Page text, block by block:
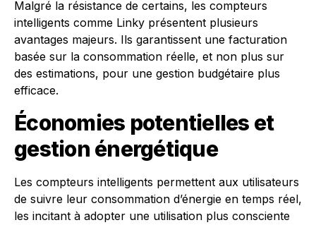
Malgré la résistance de certains, les compteurs
intelligents comme Linky présentent plusieurs
avantages majeurs. Ils garantissent une facturation
basée sur la consommation réelle, et non plus sur
des estimations, pour une gestion budgétaire plus
efficace.
Économies potentielles et
gestion énergétique
Les compteurs intelligents permettent aux utilisateurs
de suivre leur consommation d’énergie en temps réel,
les incitant à adopter une utilisation plus consciente